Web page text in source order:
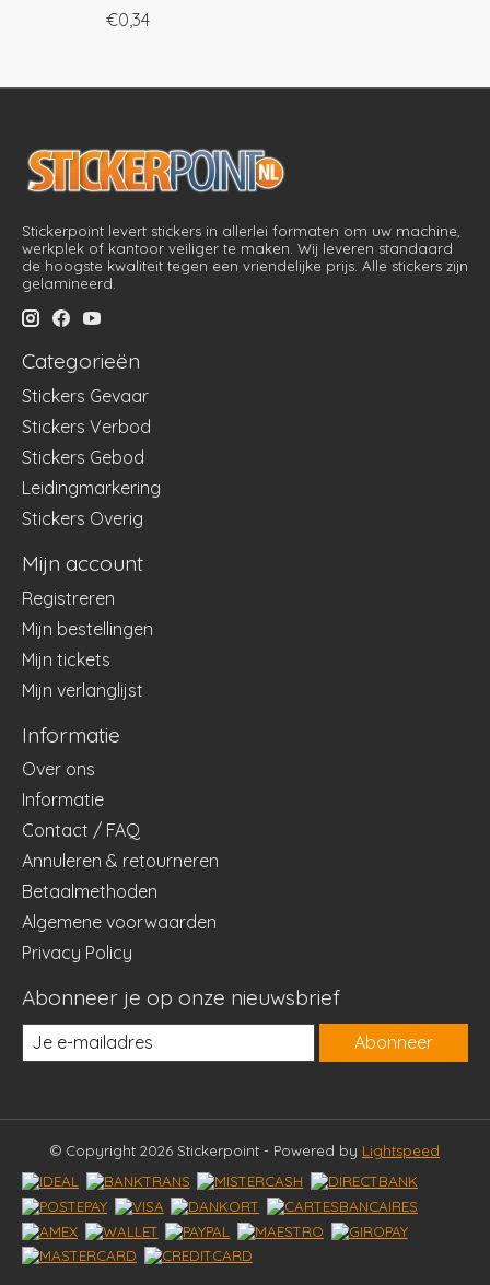
€0,34
Stickerpoint levert stickers in allerlei formaten om uw machine,
werkplek of kantoor veiliger te maken. Wij leveren standaard
de hoogste kwaliteit tegen een vriendelijke prijs. Alle stickers zijn
gelamineerd.
Categorieën
Stickers Gevaar
Stickers Verbod
Stickers Gebod
Leidingmarkering
Stickers Overig
Mijn account
Registreren
Mijn bestellingen
Mijn tickets
Mijn verlanglijst
Informatie
Over ons
Informatie
Contact / FAQ
Annuleren & retourneren
Betaalmethoden
Algemene voorwaarden
Privacy Policy
Abonneer je op onze nieuwsbrief
Abonneer
© Copyright 2026 Stickerpoint - Powered by Lightspeed